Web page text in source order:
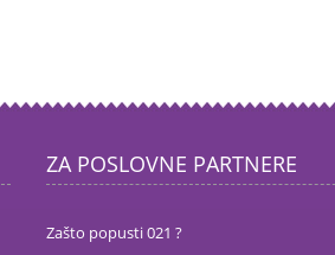
ZA POSLOVNE PARTNERE
Zašto popusti 021 ?